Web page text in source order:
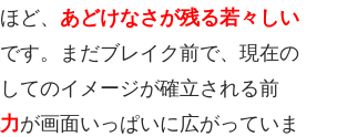
ど、 あどけなさが残る若々しい
す。まだブレイク前で、現在の
してのイメージが確立される前
が画面いっぱいに広がっていま